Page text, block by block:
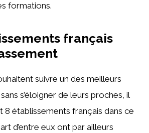
formations.
français
suivre un des meilleurs
s’éloigner de leurs proches, il
8 établissements français dans ce
d’entre eux ont par ailleurs